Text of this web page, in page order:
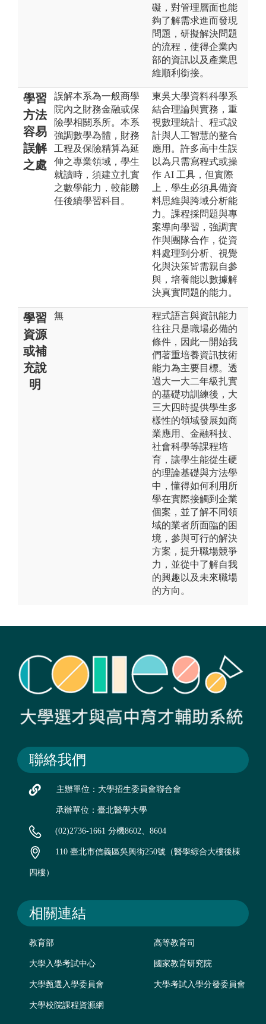
礙，對管理層面也能
夠了解需求進而發現
問題，研擬解決問題
的流程，使得企業內
部的資訊以及產業思
維順利銜接。
學習
方法
容易
誤解
之處
誤解本系為一般商學
院內之財務金融或保
險學相關系所。本系
強調數學為體，財務
工程及保險精算為延
伸之專業領域，學生
就讀時，須建立扎實
之數學能力，較能勝
任後續學習科目。
東吳大學資料科學系
結合理論與實務，重
視數理統計、程式設
計與人工智慧的整合
應用。許多高中生誤
以為只需寫程式或操
作 AI 工具，但實際
上，學生必須具備資
料思維與跨域分析能
力。課程採問題與專
案導向學習，強調實
作與團隊合作，從資
料處理到分析、視覺
化與決策皆需親自參
與，培養能以數據解
決真實問題的能力。
學習
資源
或補
充說
明
無
程式語言與資訊能力
往往只是職場必備的
條件，因此一開始我
們著重培養資訊技術
能力為主要目標。透
過大一大二年級扎實
的基礎功訓練後，大
三大四時提供學生多
樣性的領域發展如商
業應用、金融科技、
社會科學等課程培
育，讓學生能從生硬
的理論基礎與方法學
中，懂得如何利用所
學在實際接觸到企業
個案，並了解不同領
域的業者所面臨的困
境，參與可行的解決
方案，提升職場競爭
力，並從中了解自我
的興趣以及未來職場
的方向。
聯絡我們
主辦單位：大學招生委員會聯合會
承辦單位：臺北醫學大學
(02)2736-1661 分機8602、8604
110 臺北市信義區吳興街250號（醫學綜合大樓後棟
四樓）
相關連結
教育部 高等教育司
大學入學考試中心 國家教育研究院
大學甄選入學委員會 大學考試入學分發委員會
大學校院課程資源網